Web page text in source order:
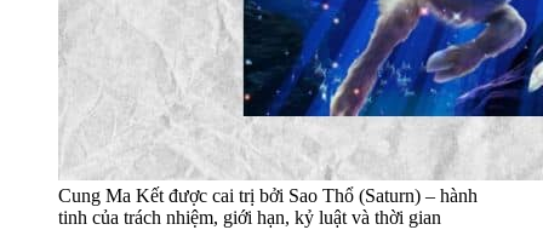
Cung Ma Kết được cai trị bởi Sao Thổ (Saturn) – hành
tinh của trách nhiệm, giới hạn, kỷ luật và thời gian